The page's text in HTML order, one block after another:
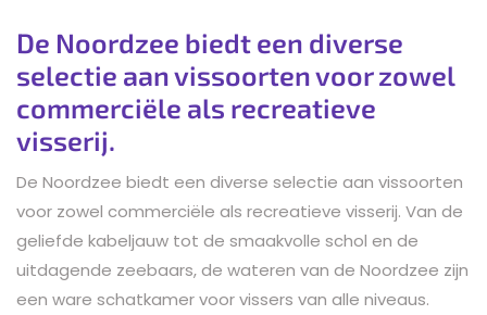
De Noordzee biedt een diverse
selectie aan vissoorten voor zowel
commerciële als recreatieve
visserij.
De Noordzee biedt een diverse selectie aan vissoorten
voor zowel commerciële als recreatieve visserij. Van de
geliefde kabeljauw tot de smaakvolle schol en de
uitdagende zeebaars, de wateren van de Noordzee zijn
een ware schatkamer voor vissers van alle niveaus.